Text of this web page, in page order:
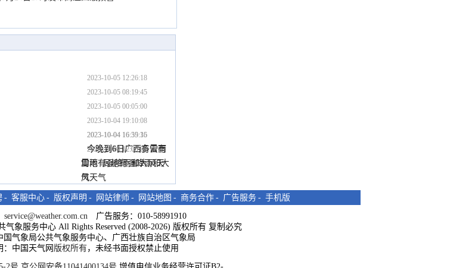
2023-10-05 12:26:18
2023-10-05 08:19:45
2023-10-05 00:05:00
2023-10-04 19:10:08
2023-10-04 16:55:15
2023-10-04 16:39:36
今晚到6日广西多云有
雷雨  局地有强降雨和大
风天气
2023-10-04 12:00:00
今晚到6日广西有雷雨
局地有强降雨和大风天
气
2023-10-04 12:00:00
- 客服中心 - 版权声明 - 网站律师 - 网站地图 - 商务合作 - 广告服务 - 手机版
service@weather.com.cn 广告服务：010-58991910
象服务中心 All Rights Reserved (2008-2026) 版权所有 复制必究
国气象局公共气象服务中心、广西壮族自治区气象局
：中国天气网 版权所有，未经书面授权禁止使用